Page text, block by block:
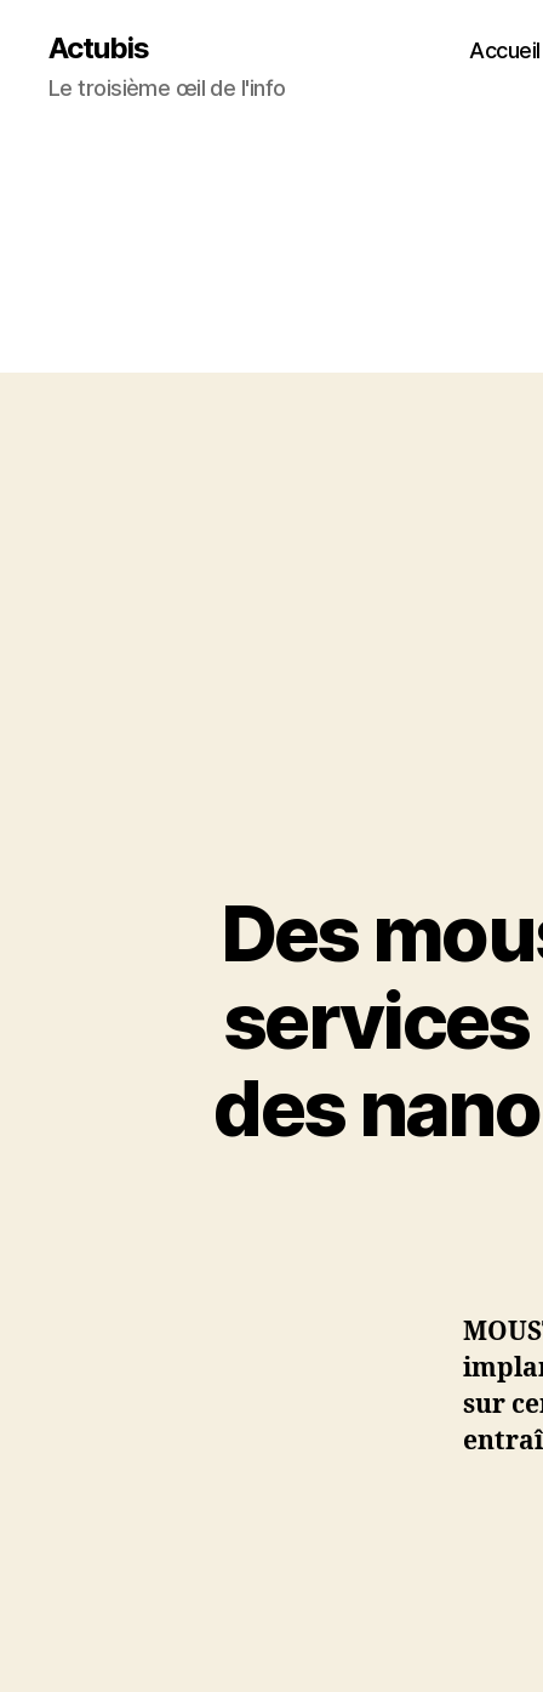
Actubis
Le troisième œil de l'info
Accueil
Des
des
sur